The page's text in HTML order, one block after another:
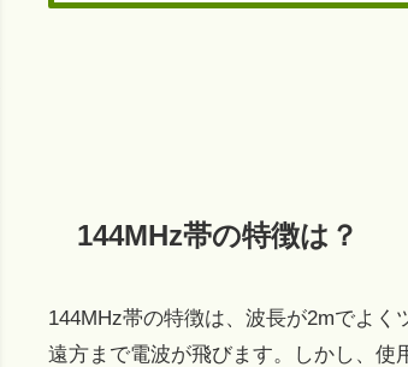
144MHz帯の特徴は？
144MHz帯の特徴は、波長が2mでよ
遠方まで電波が飛びます。しかし、使